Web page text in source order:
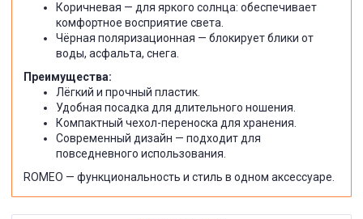
Коричневая — для яркого солнца: обеспечивает
комфортное восприятие света.
Чёрная поляризационная — блокирует блики от
воды, асфальта, снега.
Преимущества:
Лёгкий и прочный пластик.
Удобная посадка для длительного ношения.
Компактный чехол-переноска для хранения.
Современный дизайн — подходит для
повседневного использования.
ROMEO — функциональность и стиль в одном аксессуаре.